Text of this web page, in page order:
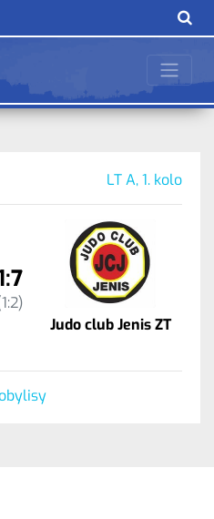
LT A, 1. kolo
Judo club Jenis ZT